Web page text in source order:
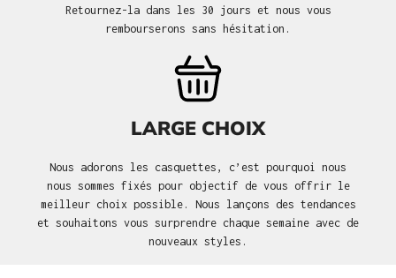
Retournez-la dans les 30 jours et nous vous
rembourserons sans hésitation.
LARGE CHOIX
Nous adorons les casquettes, c’est pourquoi nous
nous sommes fixés pour objectif de vous offrir le
meilleur choix possible. Nous lançons des tendances
et souhaitons vous surprendre chaque semaine avec de
nouveaux styles.